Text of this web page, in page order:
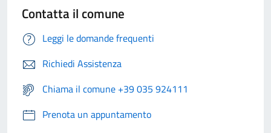
Contatta il comune
Leggi le domande frequenti
Richiedi Assistenza
Chiama il comune +39 035 924111
Prenota un appuntamento